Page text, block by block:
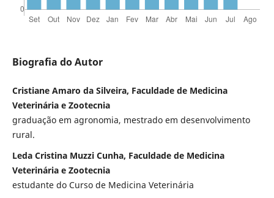
Biografia do Autor
Cristiane Amaro da Silveira, Faculdade de Medicina
Veterinária e Zootecnia
graduação em agronomia, mestrado em desenvolvimento
rural.
Leda Cristina Muzzi Cunha, Faculdade de Medicina
Veterinária e Zootecnia
estudante do Curso de Medicina Veterinária